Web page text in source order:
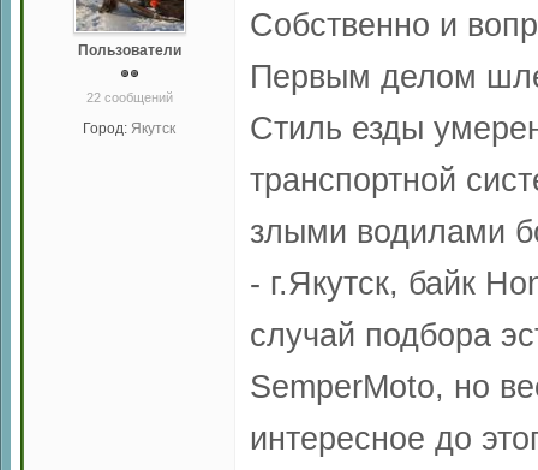
Пользователи
22 сообщений
Город: Якутск
Собственно и
Первым делом
Стиль езды
транспортной
злыми водилами
- г.Якутск, байк
случай подбора
SemperMoto, но
интересное до